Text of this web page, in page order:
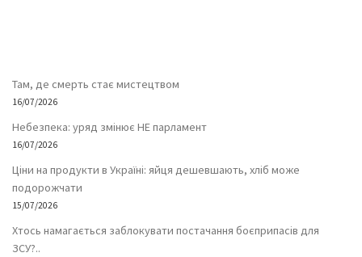
Там, де смерть стає мистецтвом
16/07/2026
Небезпека: уряд змінює НЕ парламент
16/07/2026
Ціни на продукти в Україні: яйця дешевшають, хліб може
подорожчати
15/07/2026
Хтось намагається заблокувати постачання боєприпасів для
ЗСУ?..